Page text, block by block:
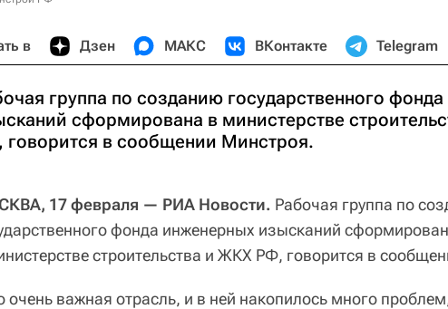
в Дзен МАКС ВКонтакте Telegram
группа по созданию государственного
сформирована в министерстве
говорится в сообщении Минстроя.
17 февраля — РИА Новости. Рабочая группа по
фонда инженерных изысканий
строительства и ЖКХ РФ, говорится в
очень важная отрасль, и в ней накопилось много